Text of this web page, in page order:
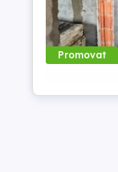
Promovat